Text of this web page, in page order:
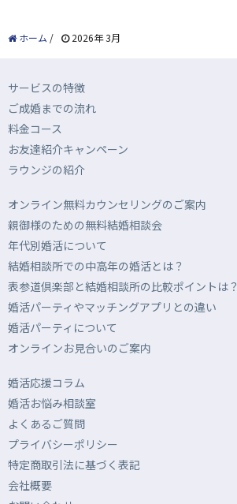
ホーム / 2026年 3月
サービスの特徴
ご成婚までの流れ
料金コース
お友達紹介キャンペーン
ラウンジの紹介
オンライン無料カウンセリングのご案内
親御様のための無料結婚相談会
年代別婚活について
結婚相談所での中高年の婚活とは？
表参道倶楽部と結婚相談所の比較ポイントは？
婚活パーティやマッチングアプリとの違い
婚活パーティについて
オンラインお見合いのご案内
婚活応援コラム
婚活お悩み相談室
よくあるご質問
プライバシーポリシー
特定商取引法に基づく表記
会社概要